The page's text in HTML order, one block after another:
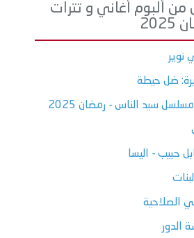
من ألبوم أغاني و تترات
نوير
ضل حيطة
سيد الناس - رمضان 2025
حبيب - اليسا
الصلاحية
الدور